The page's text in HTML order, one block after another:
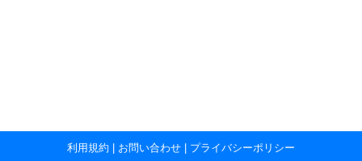
利用規約 お問い合わせ プライバシーポリシー